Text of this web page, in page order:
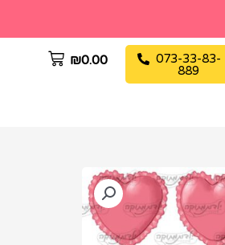
073-33-83-
889
₪0.00